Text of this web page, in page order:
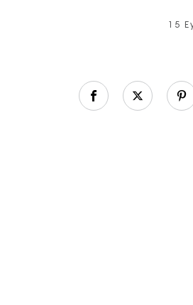
15